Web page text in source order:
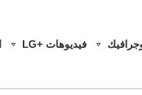
فيديوهات +LG